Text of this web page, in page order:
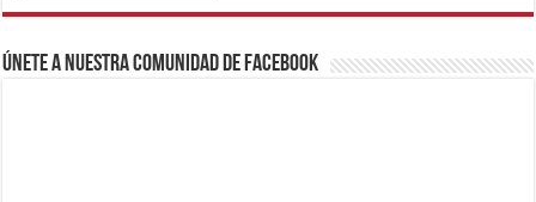
Únete a nuestra comunidad de Facebook